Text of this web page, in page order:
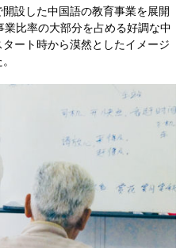
設した中国語の教育事業を展開
比率の大部分を占める好調な中
ート時から漠然としたイメージ